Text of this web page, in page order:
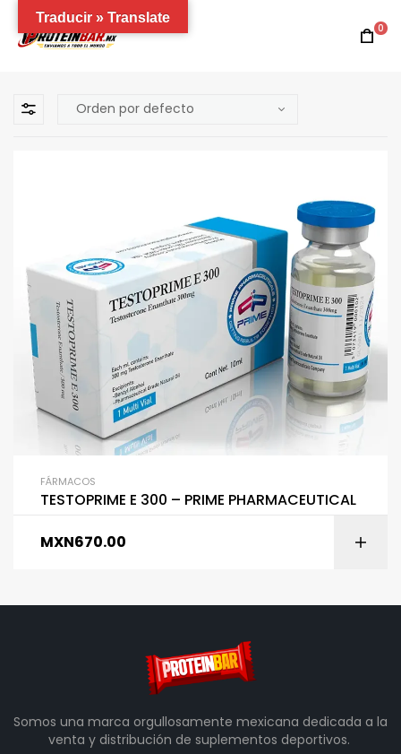
0
FÁRMACOS
TESTOPRIME E 300 – PRIME PHARMACEUTICAL
MXN670.00
Somos una marca orgullosamente mexicana dedicada a la
venta y distribución de suplementos deportivos.
Traducir » Translate